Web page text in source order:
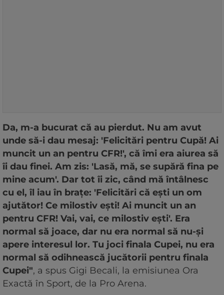
Da, m-a bucurat că au pierdut. Nu am avut
unde să-i dau mesaj: 'Felicitări pentru Cupă! Ai
muncit un an pentru CFR!', că îmi era aiurea să
îi dau finei. Am zis: 'Lasă, mă, se supără fina pe
mine acum'. Dar tot îi zic, când mă întâlnesc
cu el, îl iau în brațe: 'Felicitări că ești un om
ajutător! Ce milostiv ești! Ai muncit un an
pentru CFR! Vai, vai, ce milostiv ești'. Era
normal să joace, dar nu era normal să nu-și
apere interesul lor. Tu joci finala Cupei, nu era
normal să odihnească jucătorii pentru finala
Cupei", a spus Gigi Becali, la emisiunea Ora
Exactă în Sport, de la Pro Arena.